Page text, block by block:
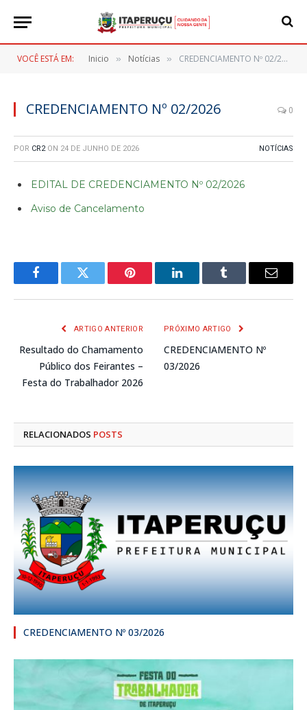
VOCÊ ESTÁ EM: Inicio » Notícias » CREDENCIAMENTO Nº 02/2026
CREDENCIAMENTO Nº 02/2026 0
POR CR2 ON 24 DE JUNHO DE 2026 NOTÍCIAS
EDITAL DE CREDENCIAMENTO Nº 02/2026
Aviso de Cancelamento
FacebookTwitter Pinterest LinkedInTumblr
E-
ARTIGO ANTERIOR
Resultado do Chamamento
Público dos Feirantes –
Festa do Trabalhador 2026
PRÓXIMO ARTIGO
CREDENCIAMENTO Nº
03/2026
RELACIONADOS POSTS
CREDENCIAMENTO Nº 03/2026